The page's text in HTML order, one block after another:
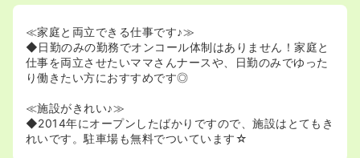
≪家庭と両立できる仕事です♪≫
◆日勤のみの勤務でオンコール体制はありません！家庭と
仕事を両立させたいママさんナースや、日勤のみでゆった
り働きたい方におすすめです◎
≪施設がきれい♪≫
◆2014年にオープンしたばかりですので、施設はとてもき
れいです。駐車場も無料でついています☆